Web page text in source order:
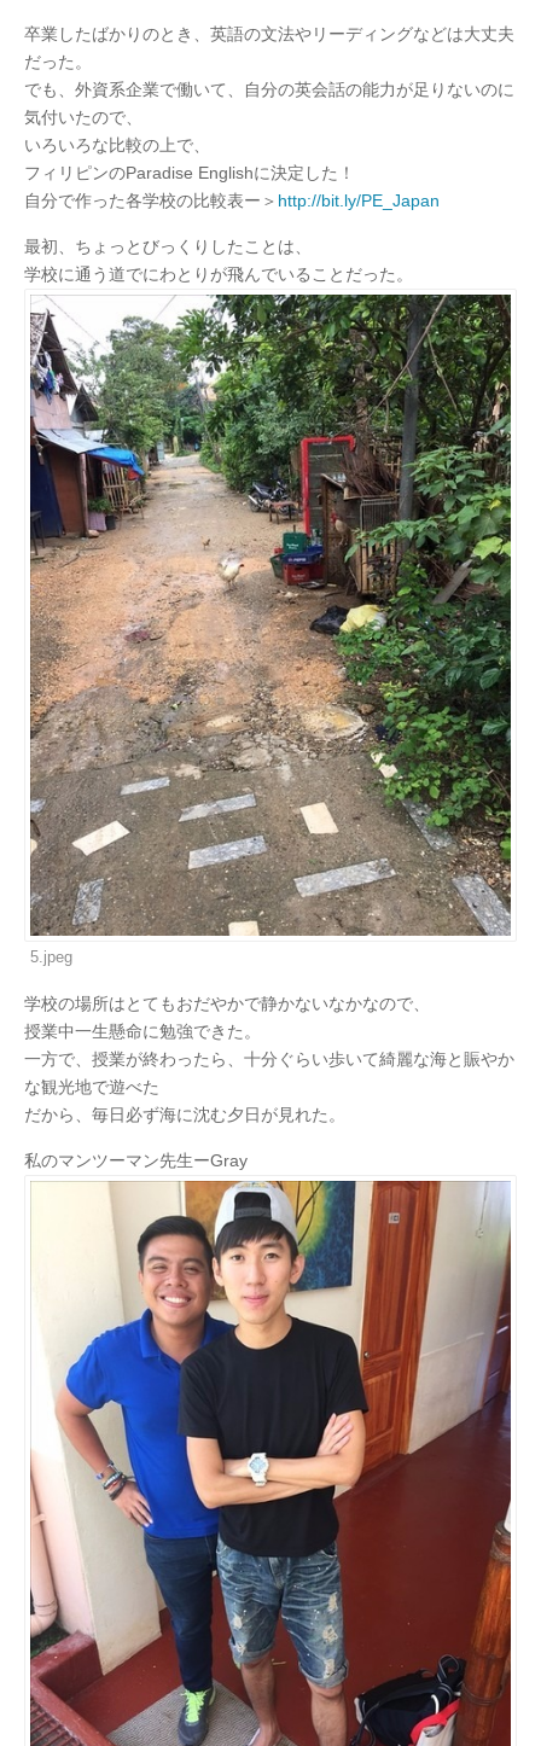
卒業したばかりのとき、英語の文法やリーディングなどは大丈夫
だった。
でも、外資系企業で働いて、自分の英会話の能力が足りないのに
気付いたので、
いろいろな比較の上で、
フィリピンのParadise Englishに決定した！
自分で作った各学校の比較表ー＞ http://bit.ly/PE_Japan
最初、ちょっとびっくりしたことは、
学校に通う道でにわとりが飛んでいることだった。
5.jpeg
学校の場所はとてもおだやかで静かないなかなので、
授業中一生懸命に勉強できた。
一方で、授業が終わったら、十分ぐらい歩いて綺麗な海と賑やか
な観光地で遊べた
だから、毎日必ず海に沈む夕日が見れた。
私のマンツーマン先生ーGray